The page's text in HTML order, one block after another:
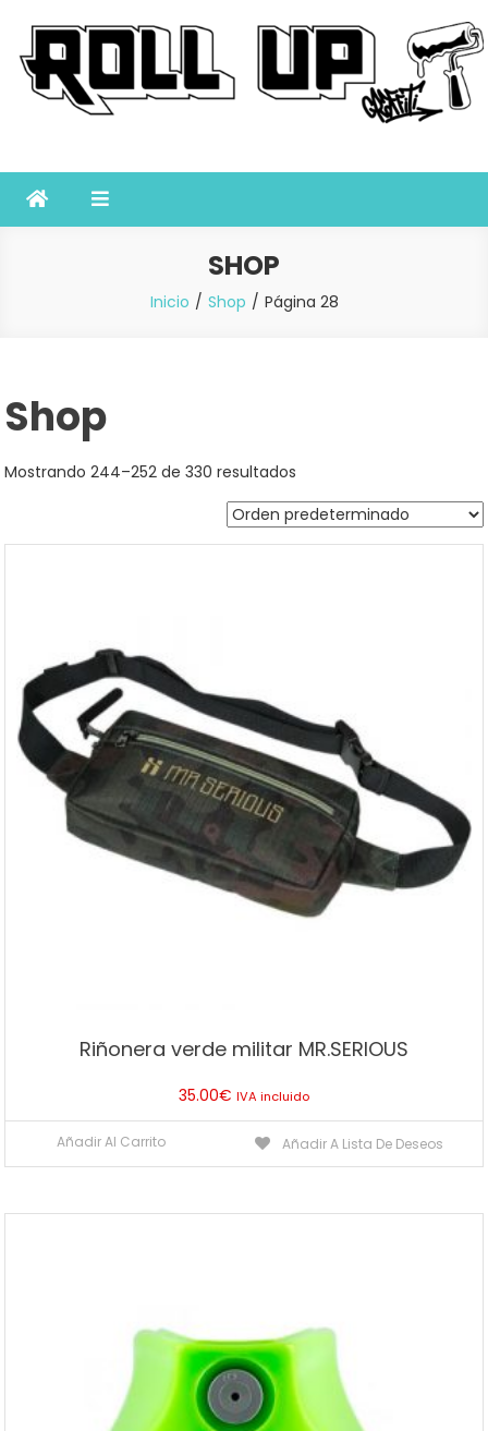
contenido
artes
SHOP
Inicio Shop Página 28
Shop
Mostrando 244–252 de 330 resultados
Riñonera verde militar MR.SERIOUS
35.00€ IVA incluido
Añadir Al Carrito Añadir A Lista De Deseos